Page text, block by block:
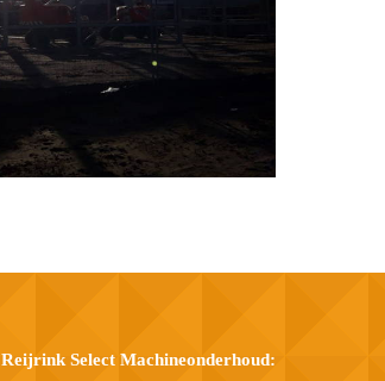
Reijrink Select Machineonderhoud: